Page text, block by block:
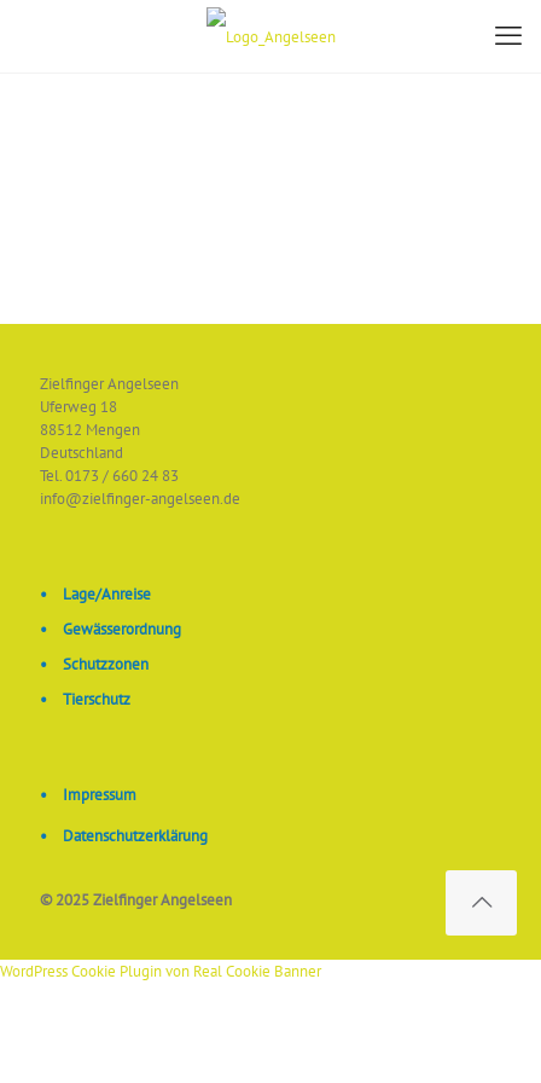
Zielfinger Angelseen
Uferweg 18
88512 Mengen
Deutschland
Tel. 0173 / 660 24 83
info@zielfinger-angelseen.de
•
Lage/Anreise
•
Gewässerordnung
•
Schutzzonen
•
Tierschutz
•
Impressum
•
Datenschutzerklärung
© 2025 Zielfinger Angelseen
WordPress Cookie Plugin von Real Cookie Banner